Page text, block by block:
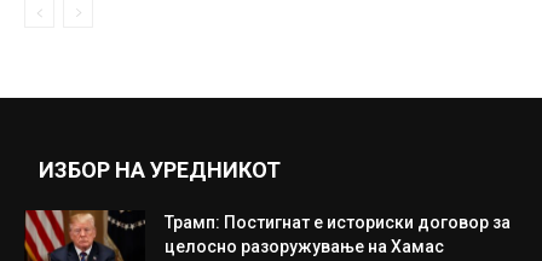
ИЗБОР НА УРЕДНИКОТ
Трамп: Постигнат е историски договор за
целосно разоружување на Хамас